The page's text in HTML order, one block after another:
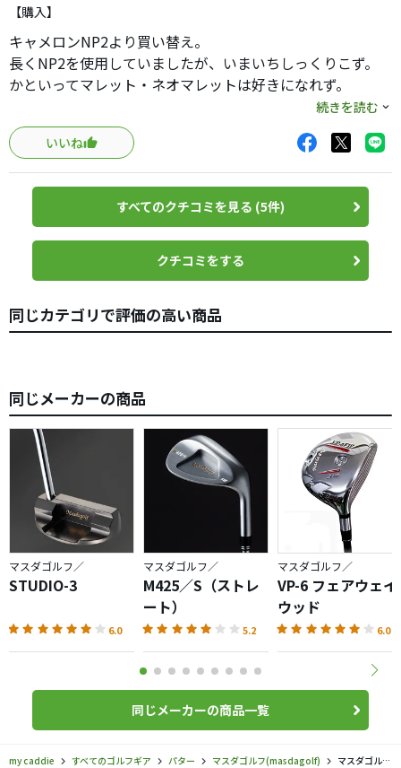
【購入】
キャメロンNP2より買い替え。
長くNP2を使用していましたが、いまいちしっくりこず。
かといってマレット・ネオマレットは好きになれず。
アプローチが得意なので、「ウェッジと同じ感覚で振れ
る」とあるL字を選びました。
他L字いろいろありますが、細いL字はマスダゴルフだけで
しょう。
取扱店に問い合わせると完全受注生産で納期は1ヶ月。マス
ダゴルフに問い合わせて頂くと、
「日付の約束は出来ないが、年内には納品出来ます」とい
う完全受注生産で手作りしているからこそ出来る返答が妙
に面白く、その場で注文しました。
したが。
い通りに転がせるパターは初めてです。
2ラウンド目には長いパットも入ったり、さらにはバーディ
も２つゲットしました。
アプローチ感覚でパターも転がしたい方、コレ、最高です
続きを読む
いいね
すべてのクチコミを見る (5件)
クチコミをする
同じカテゴリで評価の高い商品
同じメーカーの商品
マスダゴルフ／
STUDIO-3
6.0
マスダゴルフ／
M425／S（ストレ
ート）
5.2
マスダゴルフ／
VP-6 フェアウェイ
ウッド
6.0
同じメーカーの商品一覧
my caddie すべてのゴルフギア パター マスダゴルフ(masdagolf)
マスダゴルフ／／L字パターの口コミ評価